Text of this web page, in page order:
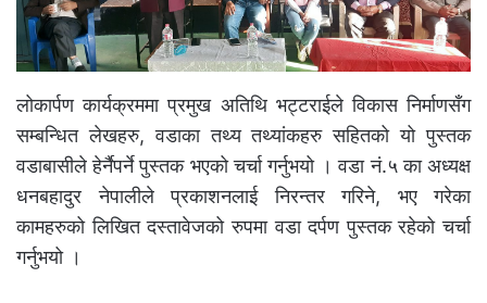
लोकार्पण कार्यक्रममा प्रमुख अतिथि भट्टराईले विकास निर्माणसँग
सम्बन्धित लेखहरु, वडाका तथ्य तथ्यांकहरु सहितको यो पुस्तक
वडाबासीले हेर्नैपर्ने पुस्तक भएको चर्चा गर्नुभयो । वडा नं.५ का अध्यक्ष
धनबहादुर नेपालीले प्रकाशनलाई निरन्तर गरिने, भए गरेका
कामहरुको लिखित दस्तावेजको रुपमा वडा दर्पण पुस्तक रहेको चर्चा
गर्नुभयो ।